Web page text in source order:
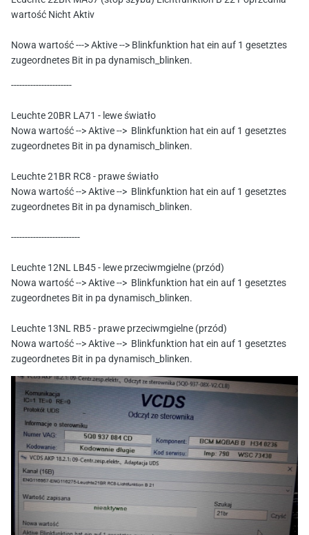
wartość Nicht Aktiv
Nowa wartość ---> Aktive --> Blinkfunktion hat ein auf 1 gesetztes
zugeordnetes Bit in pa dynamisch_blinken.
----------------------
Leuchte 20BR LA71 - lewe światło
Nowa wartość --> Aktive --> Blinkfunktion hat ein auf 1 gesetztes
zugeordnetes Bit in pa dynamisch_blinken.
Leuchte 21BR RC8 - prawe światło
Nowa wartość --> Aktive --> Blinkfunktion hat ein auf 1 gesetztes
zugeordnetes Bit in pa dynamisch_blinken.
-------------------------
Leuchte 12NL LB45 - lewe przeciwmgielne (przód)
Nowa wartość --> Aktive --> Blinkfunktion hat ein auf 1 gesetztes
zugeordnetes Bit in pa dynamisch_blinken.
Leuchte 13NL RB5 - prawe przeciwmgielne (przód)
Nowa wartość --> Aktive --> Blinkfunktion hat ein auf 1 gesetztes
zugeordnetes Bit in pa dynamisch_blinken.